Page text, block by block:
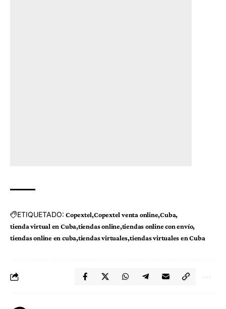
ETIQUETADO: Copextel Copextel venta online Cuba
tienda virtual en Cuba tiendas online tiendas online con envío
tiendas online en cuba tiendas virtuales tiendas virtuales en Cuba